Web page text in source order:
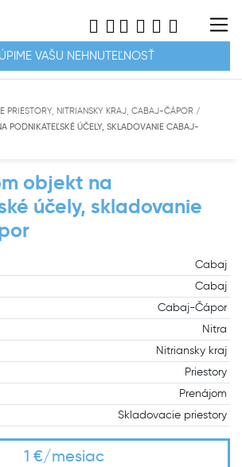
VAŠU NEHNUTEĽNOSŤ
PRIESTORY, NITRIANSKY KRAJ, CABAJ-ČÁPOR /
PODNIKATEĽSKÉ ÚČELY, SKLADOVANIE CABAJ-
objekt na
účely, skladovanie
Cabaj
Cabaj
Cabaj-Čápor
Nitra
Nitriansky kraj
Priestory
Prenájom
Skladovacie priestory
1 €/mesiac